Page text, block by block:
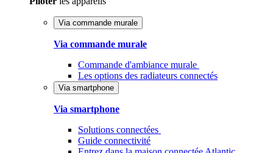
Via commande murale
Via commande murale
Commande d'ambiance murale
Les options des radiateurs connectés
Via smartphone
Via smartphone
Solutions connectées
Guide connectivité